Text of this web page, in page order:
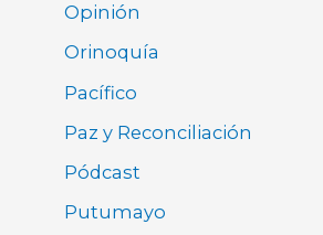
Opinión
Orinoquía
Pacífico
Paz y Reconciliación
Pódcast
Putumayo